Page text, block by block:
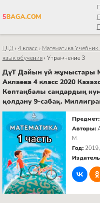
5BAGA.COM
ГДЗ ›4 класс › Математика
язык обучения›Упражнение 3
ДүТ Дайын үй жұмыстары
Акпаева 4 класс 2020
Көптаңбалы сандардың
қолдану 9-сабақ.
Предмет:
Авторы:
М.
Год: